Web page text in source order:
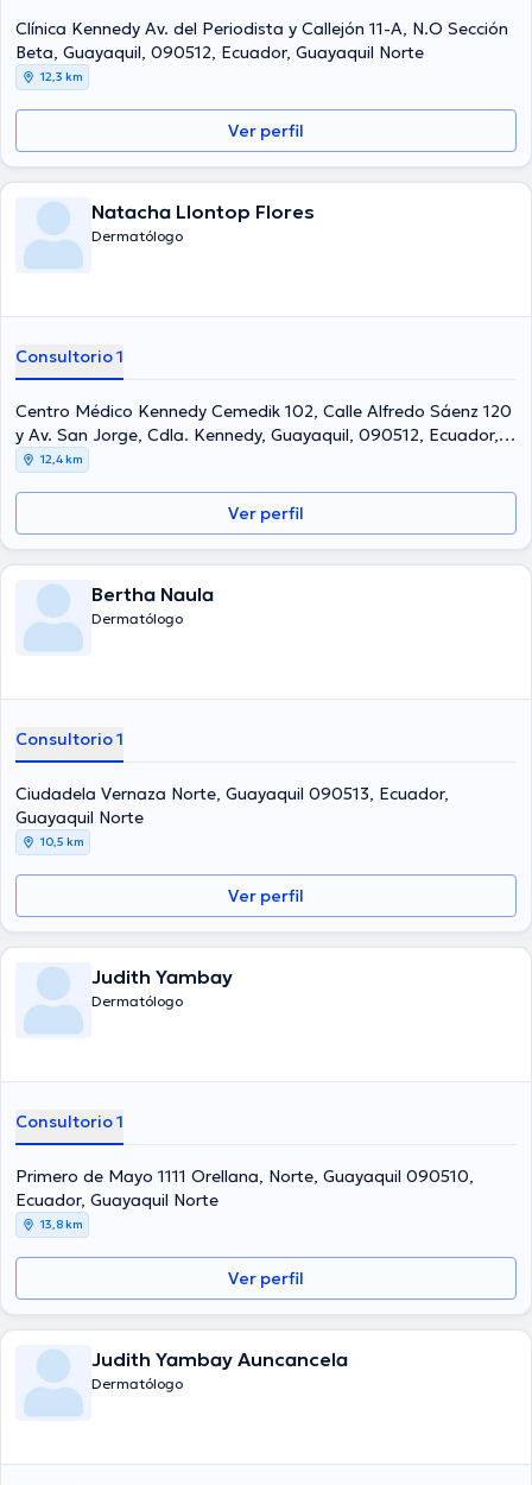
Clínica Kennedy Av. del Periodista y Callejón 11-A, N.O Sección
Beta, Guayaquil, 090512, Ecuador, Guayaquil Norte
12,3 km
Ver perfil
Natacha Llontop Flores
Dermatólogo
Consultorio 1
Centro Médico Kennedy Cemedik 102, Calle Alfredo Sáenz 120
y Av. San Jorge, Cdla. Kennedy, Guayaquil, 090512, Ecuador,
Guayaquil Norte
12,4 km
Ver perfil
Bertha Naula
Dermatólogo
Consultorio 1
Ciudadela Vernaza Norte, Guayaquil 090513, Ecuador,
Guayaquil Norte
10,5 km
Ver perfil
Judith Yambay
Dermatólogo
Consultorio 1
Primero de Mayo 1111 Orellana, Norte, Guayaquil 090510,
Ecuador, Guayaquil Norte
13,8 km
Ver perfil
Judith Yambay Auncancela
Dermatólogo